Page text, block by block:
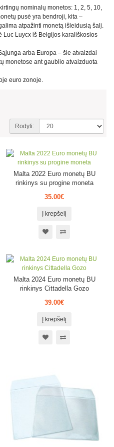
nominalų monetos: 1, 2, 5, 10,
pusė yra bendroji, kita –
atpažinti monetą išleidusią šalį.
Luc Luycx iš Belgijos karališkosios
arba Europa – šie atvaizdai
monetose ant gaublio atvaizduota
euro zonoje.
Rodyti:
Malta 2022 Euro monetų BU
rinkinys su progine moneta
35.00€
Į krepšelį
Malta 2024 Euro monetų BU
rinkinys Cittadella Gozo
39.00€
Į krepšelį